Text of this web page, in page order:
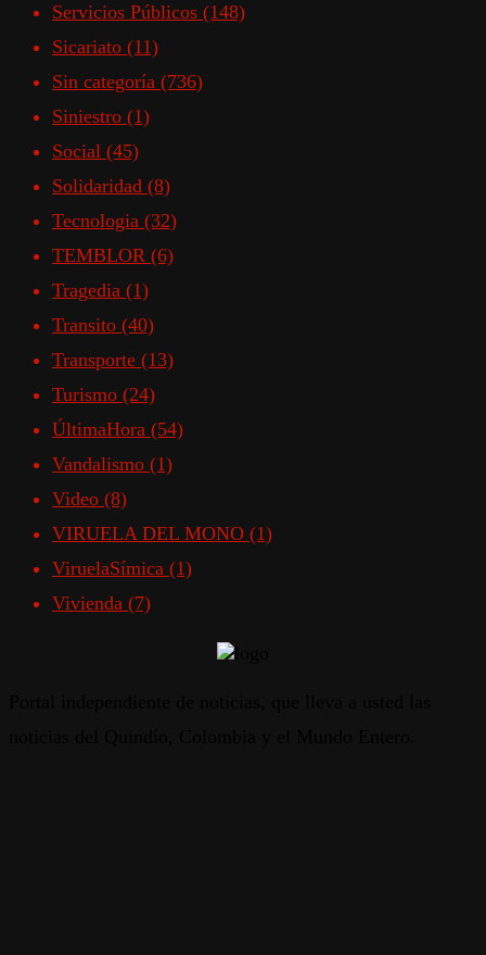
Servicios Públicos (148)
Sicariato (11)
Sin categoría (736)
Siniestro (1)
Social (45)
Solidaridad (8)
Tecnologia (32)
TEMBLOR (6)
Tragedia (1)
Transito (40)
Transporte (13)
Turismo (24)
ÚltimaHora (54)
Vandalismo (1)
Video (8)
VIRUELA DEL MONO (1)
ViruelaSímica (1)
Vivienda (7)